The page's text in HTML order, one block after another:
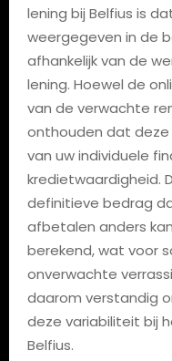
lening bij Belfius is
weergegeven in de
afhankelijk van de
lening. Hoewel de
van de verwachte
onthouden dat deze
van uw individuele
kredietwaardigheid.
definitieve bedrag
afbetalen anders
berekend, wat voor
onverwachte
daarom verstandig
deze variabiliteit bij
Belfius.